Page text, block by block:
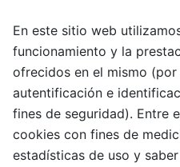
En este sitio web
funcionamiento y la
ofrecidos en el mismo (por
autentificación e
fines de seguridad). Entre
cookies con fines de
estadísticas de uso y